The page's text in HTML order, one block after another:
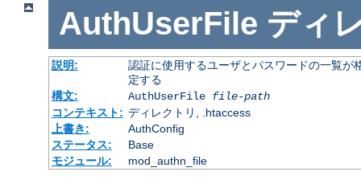
AuthUserFile ディ
説明:
認証に使用するユーザとパスワードの一覧
定する
構文:
AuthUserFile file-path
コンテキスト: ディレクトリ, .htaccess
上書き:
AuthConfig
ステータス:
Base
モジュール:
mod_authn_file